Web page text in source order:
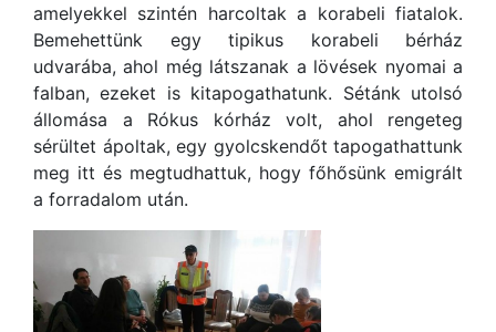
amelyekkel szintén harcoltak a korabeli fiatalok.
Bemehettünk egy tipikus korabeli bérház
udvarába, ahol még látszanak a lövések nyomai a
falban, ezeket is kitapogathatunk. Sétánk utolsó
állomása a Rókus kórház volt, ahol rengeteg
sérültet ápoltak, egy gyolcskendőt tapogathattunk
meg itt és megtudhattuk, hogy főhősünk emigrált
a forradalom után.